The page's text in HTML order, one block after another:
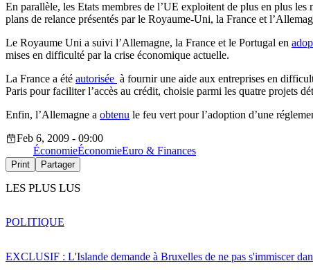
En parallèle, les Etats membres de l’UE exploitent de plus en plus
plans de relance présentés par le Royaume-Uni, la France et
Le Royaume Uni a suivi l’Allemagne, la France et le Portugal en
mises en difficulté par la crise économique actuelle.
La France a été autorisée à fournir une aide aux entreprises en
Paris pour faciliter l’accès au crédit, choisie parmi les quatre projets
Enfin, l’Allemagne a obtenu le feu vert pour l’adoption d’une
Feb 6, 2009 - 09:00
ÉconomieÉconomieEuro & Finances
Print Partager
LES PLUS LUS
EXCLUSIF : L'Islande demande à Bruxelles de ne pas s'immiscer
POLITIQUE